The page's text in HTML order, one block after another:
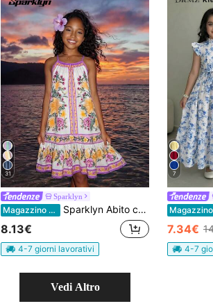
31
Sparklyn
Magazzino EU Sparklyn Abito casual da vacanza per ragazze con stampa floreale, spalline sottili e balze sul fondo
8.13€
4-7 giorni lavorativi
7
7.34€
4-7
Vedi Altro